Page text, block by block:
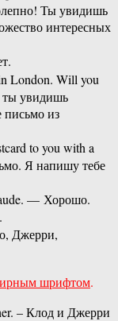
Ты увидишь
интересных
London. Will you
ты увидишь
из
to you with a
Я напишу тебе
— Хорошо.
Джерри,
шрифтом.
– Клод и Джерри